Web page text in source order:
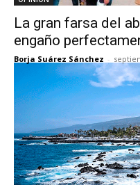
La gran farsa del
engaño
Borja Suárez Sánchez -